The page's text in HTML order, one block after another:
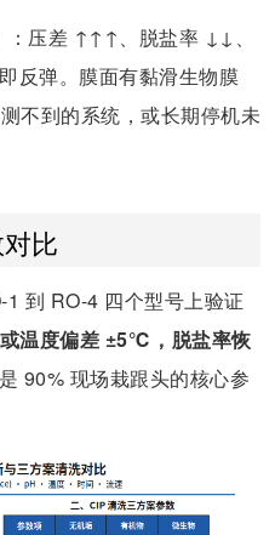
：压差 ↑↑↑、脱盐率 ↓↓、
反弹。膜面有黏滑生物膜
不到的系统，或长期停机未
比
到 RO-4 四个型号上验证
温度偏差 ±5℃，脱盐率恢
90% 现场栽跟头的核心参